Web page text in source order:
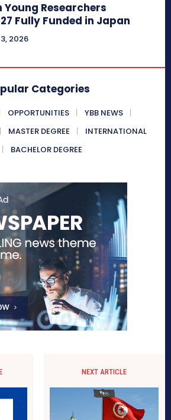
Young Researchers
Fully Funded in Japan
2026
Categories
OPPORTUNITIES
YBB NEWS
MASTER DEGREE
INTERNATIONAL
BACHELOR DEGREE
NEXT ARTICLE